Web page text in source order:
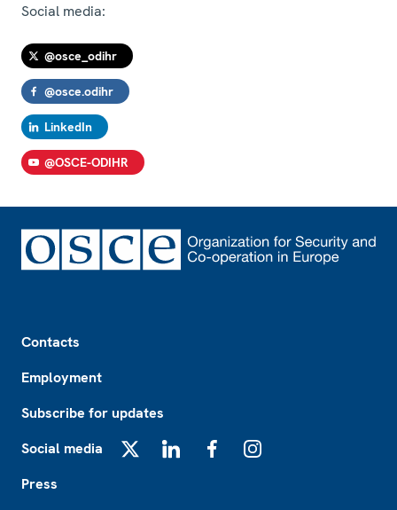
Social media:
@osce_odihr
@osce.odihr
LinkedIn
@OSCE-ODIHR
Contacts
Employment
Subscribe for updates
Social media
Press